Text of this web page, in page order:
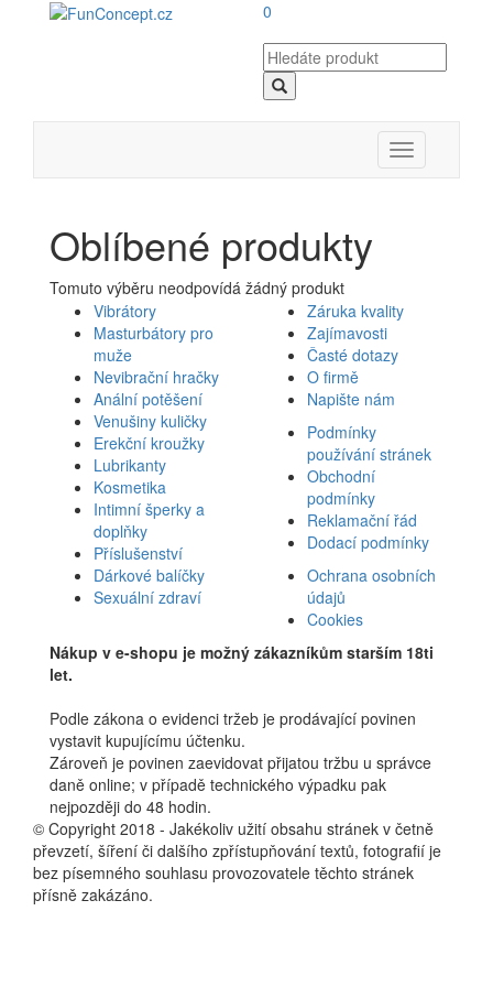
0
Toggle
navigation
Oblíbené produkty
Tomuto výběru neodpovídá žádný produkt
Vibrátory
Masturbátory pro
muže
Nevibrační hračky
Anální potěšení
Venušiny kuličky
Erekční kroužky
Lubrikanty
Kosmetika
Intimní šperky a
doplňky
Příslušenství
Dárkové balíčky
Sexuální zdraví
Záruka kvality
Zajímavosti
Časté dotazy
O firmě
Napište nám
Podmínky
používání stránek
Obchodní
podmínky
Reklamační řád
Dodací podmínky
Ochrana osobních
údajů
Cookies
Nákup v e-shopu je možný zákazníkům starším 18ti
let.
Podle zákona o evidenci tržeb je prodávající povinen
vystavit kupujícímu účtenku.
Zároveň je povinen zaevidovat přijatou tržbu u správce
daně online; v případě technického výpadku pak
nejpozději do 48 hodin.
© Copyright 2018 - Jakékoliv užití obsahu stránek v četně
převzetí, šíření či dalšího zpřístupňování textů, fotografií je
bez písemného souhlasu provozovatele těchto stránek
přísně zakázáno.